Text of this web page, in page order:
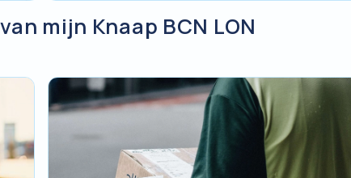
mijn Knaap BCN LON